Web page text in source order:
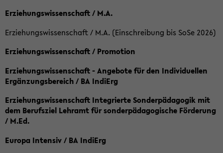
Erziehungswissenschaft / M.A.
Erziehungswissenschaft / M.A. (Einschreibung bis SoSe 2026)
Erziehungswissenschaft / Promotion
Erziehungswissenschaft - Angebote für den Individuellen
Ergänzungsbereich / BA IndiErg
Erziehungswissenschaft Integrierte Sonderpädagogik mit
dem Berufsziel Lehramt für sonderpädagogische Förderung
/ M.Ed.
Europa Intensiv / BA IndiErg